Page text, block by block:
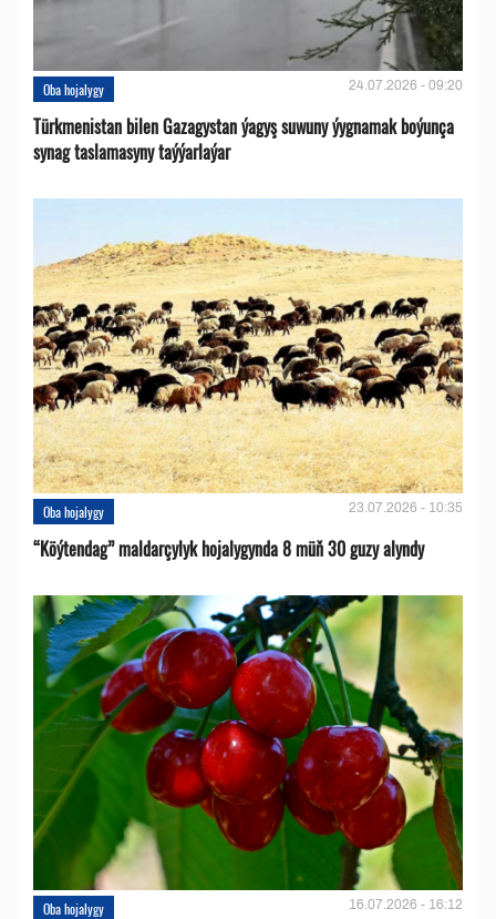
Oba hojalygy 24.07.2026 - 09:20
Türkmenistan bilen Gazagystan ýagyş suwuny ýygnamak boýunça
synag taslamasyny taýýarlaýar
Oba hojalygy 23.07.2026 - 10:35
“Köýtendag” maldarçylyk hojalygynda 8 müň 30 guzy alyndy
Oba hojalygy 16.07.2026 - 16:12